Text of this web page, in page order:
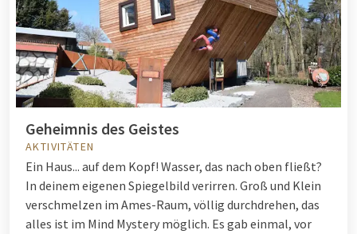
Geheimnis des Geistes
AKTIVITÄTEN
Ein Haus... auf dem Kopf! Wasser, das nach oben fließt?
In deinem eigenen Spiegelbild verirren. Groß und Klein
verschmelzen im Ames-Raum, völlig durchdrehen, das
alles ist im Mind Mystery möglich. Es gab einmal, vor